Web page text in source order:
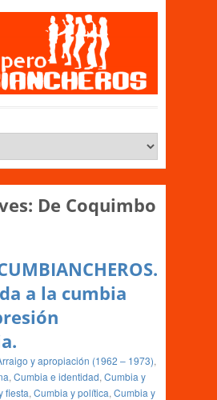
De Coquimbo
a la cumbia
y apropiación (1962 – 1973),
, Cumbia e identidad, Cumbia y
fiesta, Cumbia y política, Cumbia y